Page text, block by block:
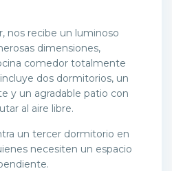
nos recibe un luminoso
dimensiones,
comedor totalmente
dos dormitorios, un
y un agradable patio con
al aire libre.
un tercer dormitorio en
necesiten un espacio